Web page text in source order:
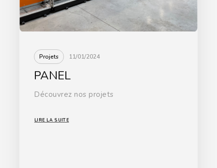
Projets 11/01/2024
PANEL
Découvrez nos projets
LIRE LA SUITE